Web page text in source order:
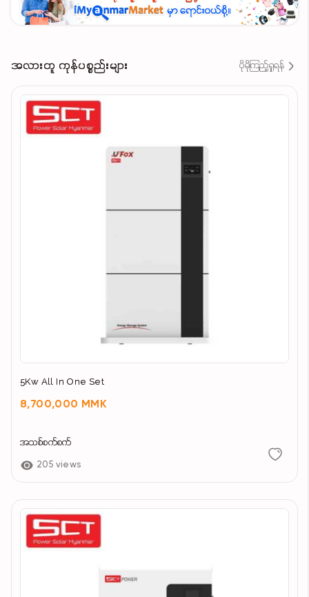
အလားတူ ကုန်ပစ္စည်းများ ပိုမိုကြည့်ရှုရန်
5Kw All In One Set
8,700,000 MMK
အသစ်စက်စက်
205 views